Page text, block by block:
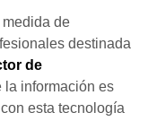
de
destinada
de
la información es
esta tecnología